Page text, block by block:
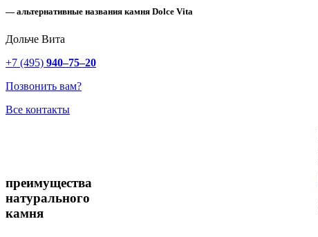
— альтернативные названия камня Dolce Vita
Дольче Вита
+7 (495) 940–75–20
Позвонить вам?
Все контакты
преимущества
натурального
камня